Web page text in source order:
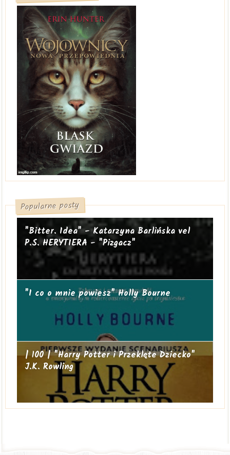
Popularne posty
"Bitter. Idea" - Katarzyna Barlińska vel
P.S. HERYTIERA - "Pizgacz"
"I co o mnie powiesz" Holly Bourne
| 100 | "Harry Potter i Przeklęte Dziecko"
J.K. Rowling